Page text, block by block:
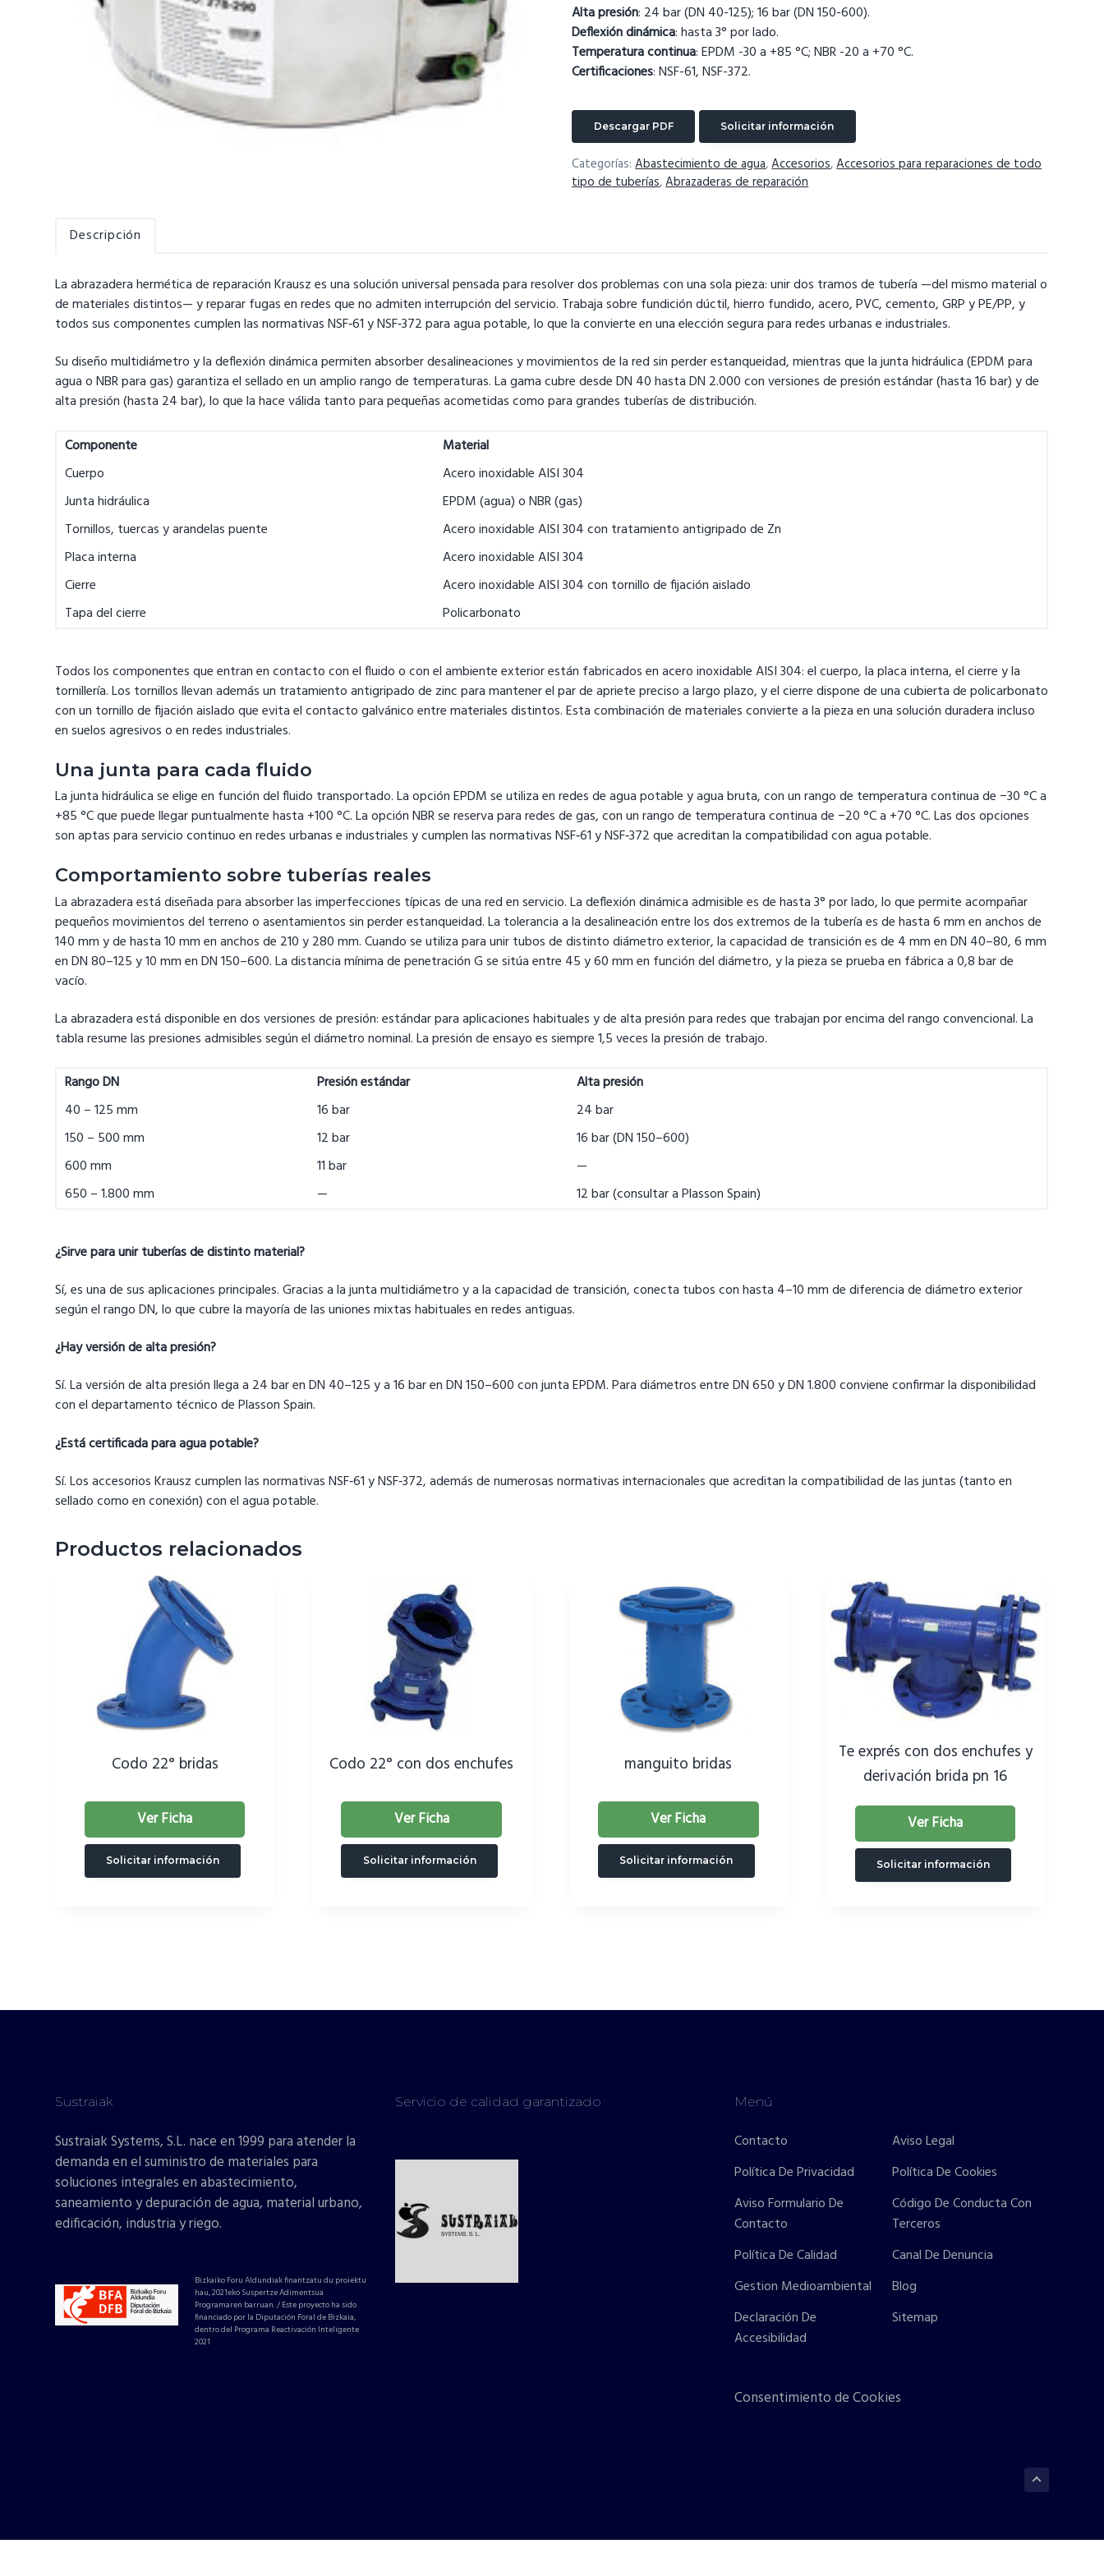
Alta presión: 24 bar (DN 40-125); 16 bar (DN 150-600).
Deflexión dinámica: hasta 3° por lado.
Temperatura continua: EPDM -30 a +85 °C; NBR -20 a +70 °C.
Certificaciones: NSF-61, NSF-372.
Descargar PDF Solicitar información
Categorías:Abastecimiento de agua,Accesorios,Accesorios para reparaciones de todo
tipo de tuberías,Abrazaderas de reparación
Descripción
La abrazadera hermética de reparación Krausz es una solución universal pensada para resolver dos problemas con una sola pieza: unir dos tramos de tubería —del mismo material o
de materiales distintos— y reparar fugas en redes que no admiten interrupción del servicio. Trabaja sobre fundición dúctil, hierro fundido, acero, PVC, cemento, GRP y PE/PP, y
todos sus componentes cumplen las normativas NSF‑61 y NSF‑372 para agua potable, lo que la convierte en una elección segura para redes urbanas e industriales.
Su diseño multidiámetro y la deflexión dinámica permiten absorber desalineaciones y movimientos de la red sin perder estanqueidad, mientras que la junta hidráulica (EPDM para
agua o NBR para gas) garantiza el sellado en un amplio rango de temperaturas. La gama cubre desde DN 40 hasta DN 2.000 con versiones de presión estándar (hasta 16 bar) y de
alta presión (hasta 24 bar), lo que la hace válida tanto para pequeñas acometidas como para grandes tuberías de distribución.
Componente
Material
Cuerpo
Acero inoxidable AISI 304
Junta hidráulica
EPDM (agua) o NBR (gas)
Tornillos, tuercas y arandelas puente
Acero inoxidable AISI 304 con tratamiento antigripado de Zn
Placa interna
Acero inoxidable AISI 304
Cierre
Acero inoxidable AISI 304 con tornillo de fijación aislado
Tapa del cierre
Policarbonato
Todos los componentes que entran en contacto con el fluido o con el ambiente exterior están fabricados en acero inoxidable AISI 304: el cuerpo, la placa interna, el cierre y la
tornillería. Los tornillos llevan además un tratamiento antigripado de zinc para mantener el par de apriete preciso a largo plazo, y el cierre dispone de una cubierta de policarbonato
con un tornillo de fijación aislado que evita el contacto galvánico entre materiales distintos. Esta combinación de materiales convierte a la pieza en una solución duradera incluso
en suelos agresivos o en redes industriales.
Una junta para cada fluido
La junta hidráulica se elige en función del fluido transportado. La opción EPDM se utiliza en redes de agua potable y agua bruta, con un rango de temperatura continua de −30 °C a
+85 °C que puede llegar puntualmente hasta +100 °C. La opción NBR se reserva para redes de gas, con un rango de temperatura continua de −20 °C a +70 °C. Las dos opciones
son aptas para servicio continuo en redes urbanas e industriales y cumplen las normativas NSF‑61 y NSF‑372 que acreditan la compatibilidad con agua potable.
Comportamiento sobre tuberías reales
La abrazadera está diseñada para absorber las imperfecciones típicas de una red en servicio. La deflexión dinámica admisible es de hasta 3° por lado, lo que permite acompañar
pequeños movimientos del terreno o asentamientos sin perder estanqueidad. La tolerancia a la desalineación entre los dos extremos de la tubería es de hasta 6 mm en anchos de
140 mm y de hasta 10 mm en anchos de 210 y 280 mm. Cuando se utiliza para unir tubos de distinto diámetro exterior, la capacidad de transición es de 4 mm en DN 40–80, 6 mm
en DN 80–125 y 10 mm en DN 150–600. La distancia mínima de penetración G se sitúa entre 45 y 60 mm en función del diámetro, y la pieza se prueba en fábrica a 0,8 bar de
vacío.
La abrazadera está disponible en dos versiones de presión: estándar para aplicaciones habituales y de alta presión para redes que trabajan por encima del rango convencional. La
tabla resume las presiones admisibles según el diámetro nominal. La presión de ensayo es siempre 1,5 veces la presión de trabajo.
Rango DN Presión estándar
Alta presión
40 – 125 mm
16 bar
24 bar
150 – 500 mm
12 bar
16 bar (DN 150–600)
600 mm
11 bar
—
650 – 1.800 mm
— 12 bar (consultar a Plasson Spain)
¿Sirve para unir tuberías de distinto material?
Sí, es una de sus aplicaciones principales. Gracias a la junta multidiámetro y a la capacidad de transición, conecta tubos con hasta 4–10 mm de diferencia de diámetro exterior
según el rango DN, lo que cubre la mayoría de las uniones mixtas habituales en redes antiguas.
¿Hay versión de alta presión?
Sí. La versión de alta presión llega a 24 bar en DN 40–125 y a 16 bar en DN 150–600 con junta EPDM. Para diámetros entre DN 650 y DN 1.800 conviene confirmar la disponibilidad
con el departamento técnico de Plasson Spain.
¿Está certificada para agua potable?
Sí. Los accesorios Krausz cumplen las normativas NSF‑61 y NSF‑372, además de numerosas normativas internacionales que acreditan la compatibilidad de las juntas (tanto en
sellado como en conexión) con el agua potable.
Productos relacionados
Codo 22° bridas
Ver Ficha
Solicitar información
Codo 22° con dos enchufes
Ver Ficha
Solicitar información
manguito bridas
Ver Ficha
Solicitar información
Te exprés con dos enchufes y
derivación brida pn 16
Ver Ficha
Solicitar información
Sustraiak
Sustraiak Systems, S.L. nace en 1999 para atender la
demanda en el suministro de materiales para
soluciones integrales en abastecimiento,
saneamiento y depuración de agua, material urbano,
edificación, industria y riego.
Bizkaiko Foru Aldundiak finantzatu du proiektu
hau, 2021eko Suspertze Adimentsua
Programaren barruan. / Este proyecto ha sido
financiado por la Diputación Foral de Bizkaia,
dentro del Programa Reactivación Inteligente
2021
Servicio de calidad garantizado Menú
Contacto
Aviso Legal
Política De Privacidad
Política De Cookies
Aviso Formulario De
Contacto
Código De Conducta Con
Terceros
Política De Calidad
Canal De Denuncia
Gestion Medioambiental
Blog
Declaración De
Accesibilidad
Sitemap
Consentimiento de Cookies
Volver